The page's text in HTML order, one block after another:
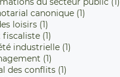
canonique (1)
loisirs (1)
(1)
industrielle (1)
(1)
des conflits (1)